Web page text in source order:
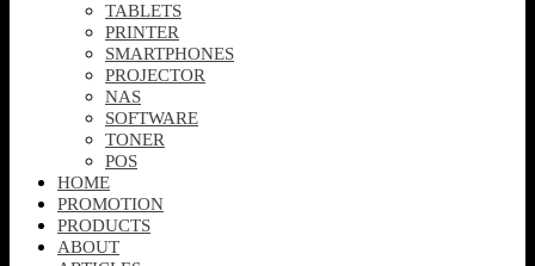
TABLETS
PRINTER
SMARTPHONES
PROJECTOR
NAS
SOFTWARE
TONER
POS
HOME
PROMOTION
PRODUCTS
ABOUT